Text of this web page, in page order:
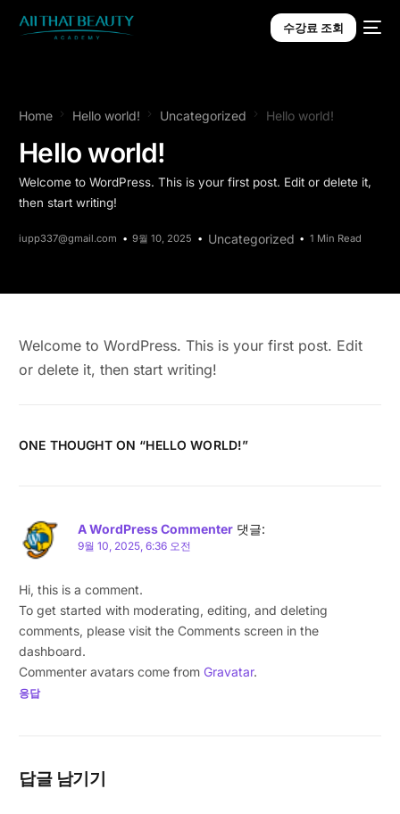
수강료 조회
Home Hello world! Uncategorized Hello world!
Hello world!
Welcome to WordPress. This is your first post. Edit or delete it,
then start writing!
iupp337@gmail.com 9월 10, 2025 Uncategorized 1 Min Read
Welcome to WordPress. This is your first post. Edit
or delete it, then start writing!
ONE THOUGHT ON “HELLO WORLD!”
A WordPress Commenter 댓글:
9월 10, 2025, 6:36 오전
Hi, this is a comment.
To get started with moderating, editing, and deleting
comments, please visit the Comments screen in the
dashboard.
Commenter avatars come fromGravatar.
응답
답글 남기기